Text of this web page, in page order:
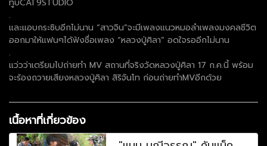
.
และแอบกระซิบอีกไม่นาน “สาวจิน”จะมีเพลงแนวหมอลำเพลงมงคลชีวิต
ออกมาให้แฟนๆได้ฟังชื่อเพลง “หลวงปู่ศิลา” อดใจรออีกไม่นาน
.
แว่วว่าเตรียมไปถ่ายทำ MV สถานที่จริงวัดหลวงปู่ศิลา 17 ก.ค.นี้ พร้อม
จะร้องถวายเสียงหลวงปู่ศิลา สิริจันโท ก่อนถ่ายทำMVอีกด้วย
เนื้อหาที่เกี่ยวข้อง